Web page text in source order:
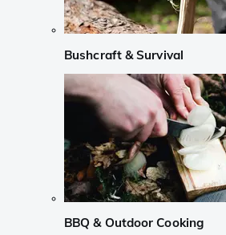
Bushcraft & Survival
BBQ & Outdoor Cooking